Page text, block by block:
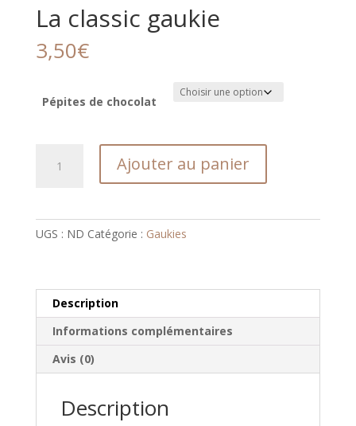
La classic gaukie
3,50€
Pépites de chocolat
Ajouter au panier
UGS : ND Catégorie : Gaukies
Description
Informations complémentaires
Avis (0)
Description